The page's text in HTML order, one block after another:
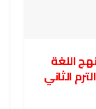
اللغة
الثاني